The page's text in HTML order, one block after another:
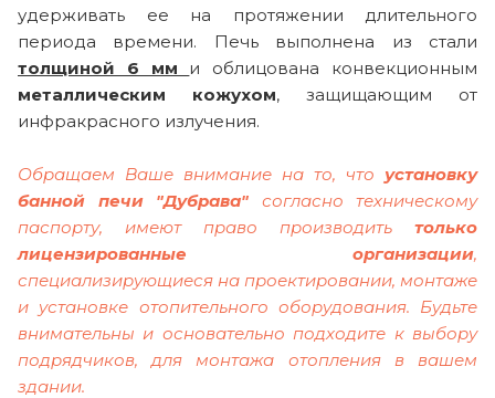
удерживать ее на протяжении длительного
периода времени. Печь выполнена из стали
толщиной 6 мм и облицована конвекционным
металлическим кожухом, защищающим от
инфракрасного излучения.
Обращаем Ваше внимание на то, что установку
банной печи "Дубрава" согласно техническому
паспорту, имеют право производить только
лицензированные организации,
специализирующиеся на проектировании, монтаже
и установке отопительного оборудования. Будьте
внимательны и основательно подходите к выбору
подрядчиков, для монтажа отопления в вашем
здании.